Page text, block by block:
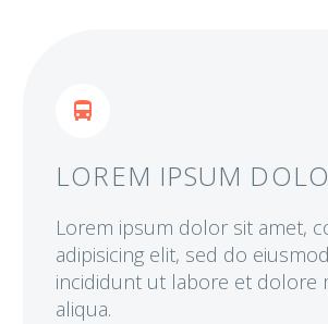


LOREM IPSUM
Lorem ipsum dolor sit amet,
adipisicing elit, sed do
incididunt ut labore et dolore
aliqua.